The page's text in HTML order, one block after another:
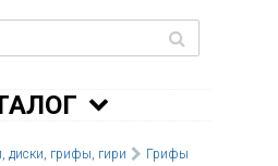
диски, грифы, гири
Грифы